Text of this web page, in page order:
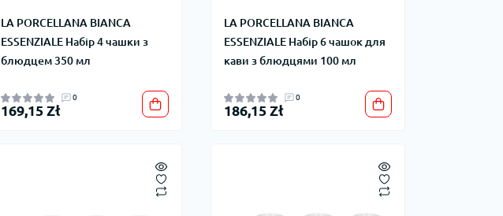
LA PORCELLANA BIANCA
ESSENZIALE Набір 4 чашки з
блюдцем 350 мл
0
169,15 Zł
LA PORCELLANA BIANCA
ESSENZIALE Набір 6 чашок для
кави з блюдцями 100 мл
0
186,15 Zł